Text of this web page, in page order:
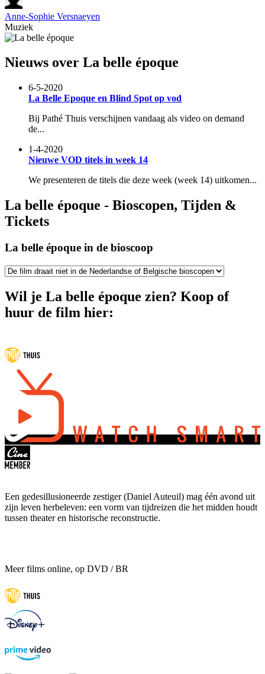
Anne-Sophie Versnaeyen
Muziek
Nieuws over La belle époque
6-5-2020
La Belle Epoque en Blind Spot op vod
Bij Pathé Thuis verschijnen vandaag als video on demand
de...
1-4-2020
Nieuwe VOD titels in week 14
We presenteren de titels die deze week (week 14) uitkomen...
La belle époque - Bioscopen, Tijden &
Tickets
La belle époque in de bioscoop
Wil je La belle époque zien? Koop of
huur de film hier:
Een gedesillusioneerde zestiger (Daniel Auteuil) mag één avond uit
zijn leven herbeleven: een vorm van tijdreizen die het midden houdt
tussen theater en historische reconstructie.
Meer films online, op DVD / BR